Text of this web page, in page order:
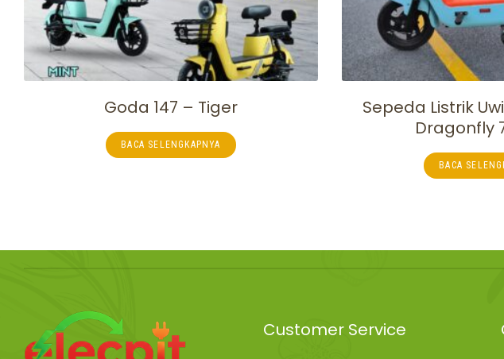
Goda 147 – Tiger
BACA SELENGKAPNYA
Sepeda Listrik
Dragonfly
BACA
Customer Service